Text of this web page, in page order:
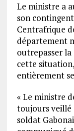
Le ministre a
son
Centrafrique
département
outrepasser la
cette
entièrement
« Le ministre
toujours veillé
soldat